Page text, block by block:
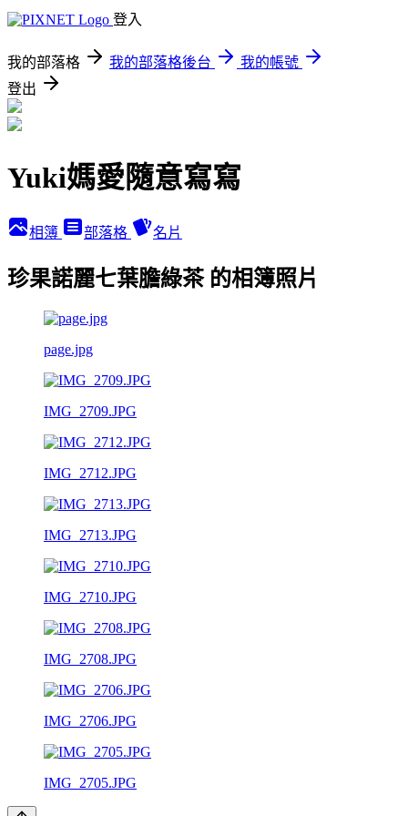
登入
我的部落格 我的部落格後台
我的帳號
登出
Yuki媽愛隨意寫寫
相簿 部落格 名片
珍果諾麗七葉膽綠茶 的相簿照片
page.jpg
IMG_2709.JPG
IMG_2712.JPG
IMG_2713.JPG
IMG_2710.JPG
IMG_2708.JPG
IMG_2706.JPG
IMG_2705.JPG